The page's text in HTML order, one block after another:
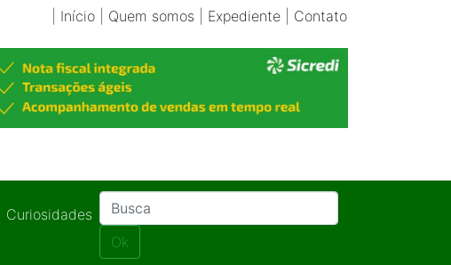
Início| Quem somos Expediente| Contato
Curiosidades
Ok